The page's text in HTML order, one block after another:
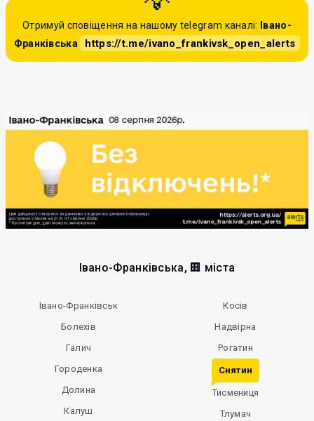
Отримуй сповіщення на нашому telegram каналі:
Івано-
Франківська
https://t.me/ivano_frankivsk_open_alerts
Івано-Франківська, 🏢 міста
Івано-Франківськ
Болехів
Галич
Городенка
Долина
Калуш
Косів
Надвірна
Рогатин
Снятин
Тисмениця
Тлумач